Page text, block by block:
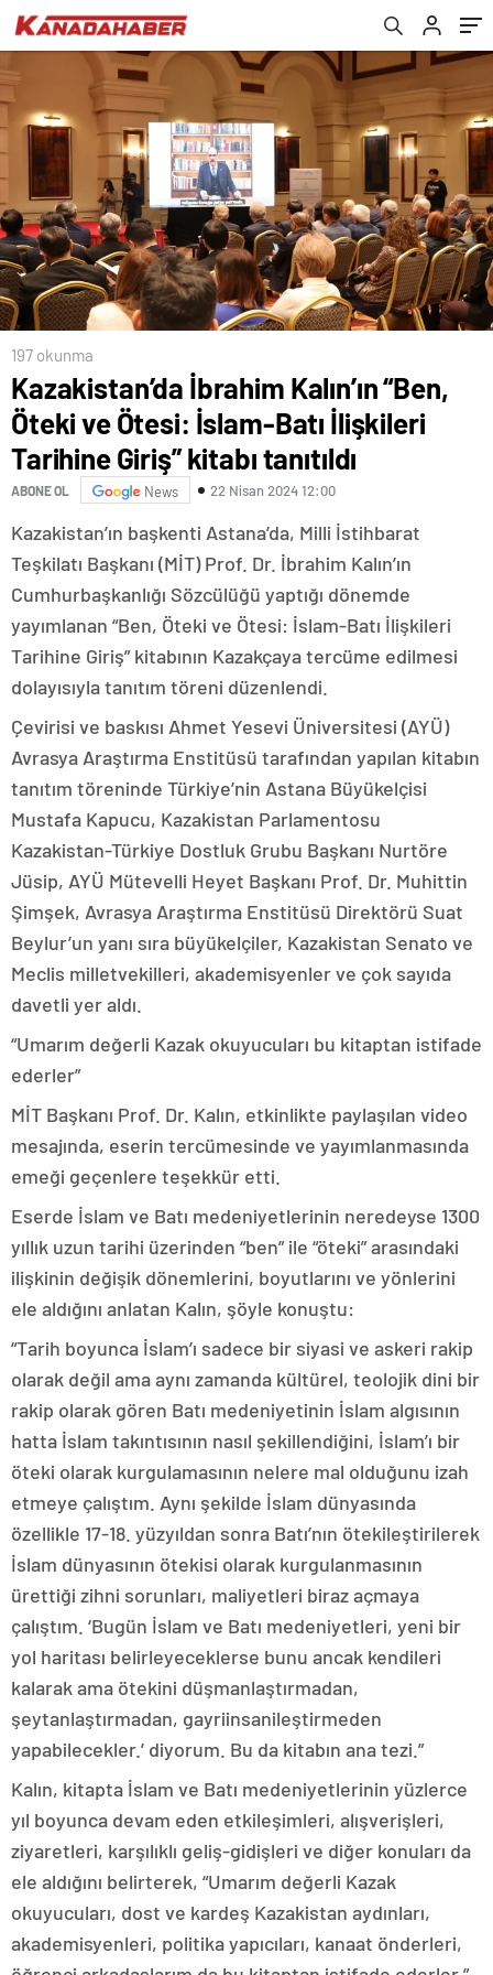
197 okunma
Kazakistan’da İbrahim Kalın’ın “Ben,
Öteki ve Ötesi: İslam-Batı İlişkileri
Tarihine Giriş” kitabı tanıtıldı
ABONE OL News 22 Nisan 2024 12:00
Kazakistan’ın başkenti Astana’da, Milli İstihbarat
Teşkilatı Başkanı (MİT) Prof. Dr. İbrahim Kalın’ın
Cumhurbaşkanlığı Sözcülüğü yaptığı dönemde
yayımlanan “Ben, Öteki ve Ötesi: İslam-Batı İlişkileri
Tarihine Giriş” kitabının Kazakçaya tercüme edilmesi
dolayısıyla tanıtım töreni düzenlendi.
Çevirisi ve baskısı Ahmet Yesevi Üniversitesi (AYÜ)
Avrasya Araştırma Enstitüsü tarafından yapılan kitabın
tanıtım töreninde Türkiye’nin Astana Büyükelçisi
Mustafa Kapucu, Kazakistan Parlamentosu
Kazakistan-Türkiye Dostluk Grubu Başkanı Nurtöre
Jüsip, AYÜ Mütevelli Heyet Başkanı Prof. Dr. Muhittin
Şimşek, Avrasya Araştırma Enstitüsü Direktörü Suat
Beylur’un yanı sıra büyükelçiler, Kazakistan Senato ve
Meclis milletvekilleri, akademisyenler ve çok sayıda
davetli yer aldı.
“Umarım değerli Kazak okuyucuları bu kitaptan istifade
ederler”
MİT Başkanı Prof. Dr. Kalın, etkinlikte paylaşılan video
mesajında, eserin tercümesinde ve yayımlanmasında
emeği geçenlere teşekkür etti.
Eserde İslam ve Batı medeniyetlerinin neredeyse 1300
yıllık uzun tarihi üzerinden “ben” ile “öteki” arasındaki
ilişkinin değişik dönemlerini, boyutlarını ve yönlerini
ele aldığını anlatan Kalın, şöyle konuştu:
“Tarih boyunca İslam’ı sadece bir siyasi ve askeri rakip
olarak değil ama aynı zamanda kültürel, teolojik dini bir
rakip olarak gören Batı medeniyetinin İslam algısının
hatta İslam takıntısının nasıl şekillendiğini, İslam’ı bir
öteki olarak kurgulamasının nelere mal olduğunu izah
etmeye çalıştım. Aynı şekilde İslam dünyasında
özellikle 17-18. yüzyıldan sonra Batı’nın ötekileştirilerek
İslam dünyasının ötekisi olarak kurgulanmasının
ürettiği zihni sorunları, maliyetleri biraz açmaya
çalıştım. ‘Bugün İslam ve Batı medeniyetleri, yeni bir
yol haritası belirleyeceklerse bunu ancak kendileri
kalarak ama ötekini düşmanlaştırmadan,
şeytanlaştırmadan, gayriinsanileştirmeden
yapabilecekler.’ diyorum. Bu da kitabın ana tezi.”
Kalın, kitapta İslam ve Batı medeniyetlerinin yüzlerce
yıl boyunca devam eden etkileşimleri, alışverişleri,
ziyaretleri, karşılıklı geliş-gidişleri ve diğer konuları da
ele aldığını belirterek, “Umarım değerli Kazak
okuyucuları, dost ve kardeş Kazakistan aydınları,
akademisyenleri, politika yapıcıları, kanaat önderleri,